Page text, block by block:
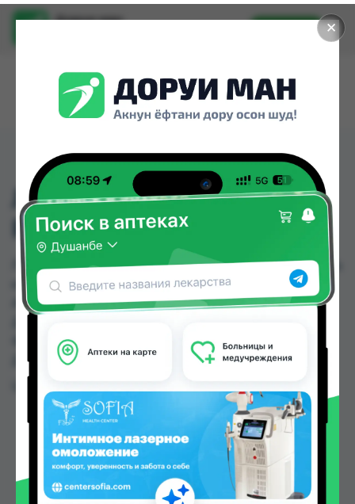
✕
Доруи ман
Установить
ЛИДИН-DF СПРЕЙ ДЛЯ
РТА 30МЛ
ЛИДИН-DF СПРЕЙ ДЛЯ РТА 30МЛ можно купить
или заказать в аптеках, Аптека + 24/7, Аптека
Алфавит, Ватан №1, Дорухона Аптечка-TJ №3,
Фарма по цене от 30.70 TJS до 36.80 TJS в
Душанбе и других городах Таджикистана